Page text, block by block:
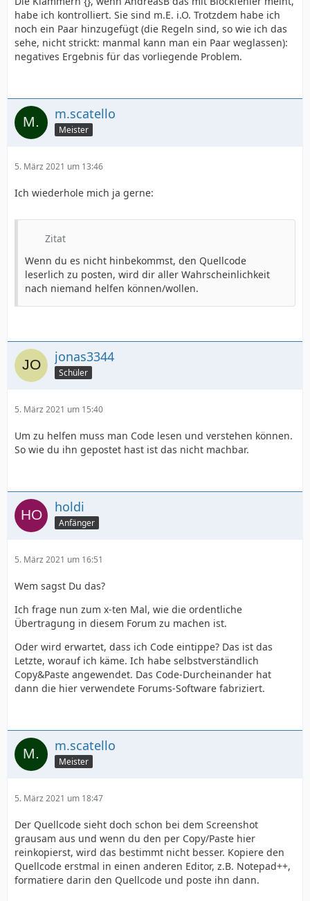
habe ich kontrolliert. Sie sind m.E. i.O. Trotzdem habe ich
noch ein Paar hinzugefügt (die Regeln sind, so wie ich das
sehe, nicht strickt: manmal kann man ein Paar weglassen):
negatives Ergebnis für das vorliegende Problem.
m.scatello
Meister
5. März 2021 um 13:46
Ich wiederhole mich ja gerne:
Zitat
Wenn du es nicht hinbekommst, den Quellcode
leserlich zu posten, wird dir aller Wahrscheinlichkeit
nach niemand helfen können/wollen.
jonas3344
Schüler
5. März 2021 um 15:40
Um zu helfen muss man Code lesen und verstehen können.
So wie du ihn gepostet hast ist das nicht machbar.
holdi
Anfänger
5. März 2021 um 16:51
Wem sagst Du das?
Ich frage nun zum x-ten Mal, wie die ordentliche
Übertragung in diesem Forum zu machen ist.
Oder wird erwartet, dass ich Code eintippe? Das ist das
Letzte, worauf ich käme. Ich habe selbstverständlich
Copy&Paste angewendet. Das Code-Durcheinander hat
dann die hier verwendete Forums-Software fabriziert.
m.scatello
Meister
5. März 2021 um 18:47
Der Quellcode sieht doch schon bei dem Screenshot
grausam aus und wenn du den per Copy/Paste hier
reinkopierst, wird das bestimmt nicht besser. Kopiere den
Quellcode erstmal in einen anderen Editor, z.B. Notepad++,
formatiere darin den Quellcode und poste ihn dann.